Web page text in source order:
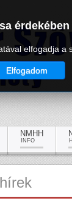
NMHH
INFO
hírek
elfogadja a
Elfogadom